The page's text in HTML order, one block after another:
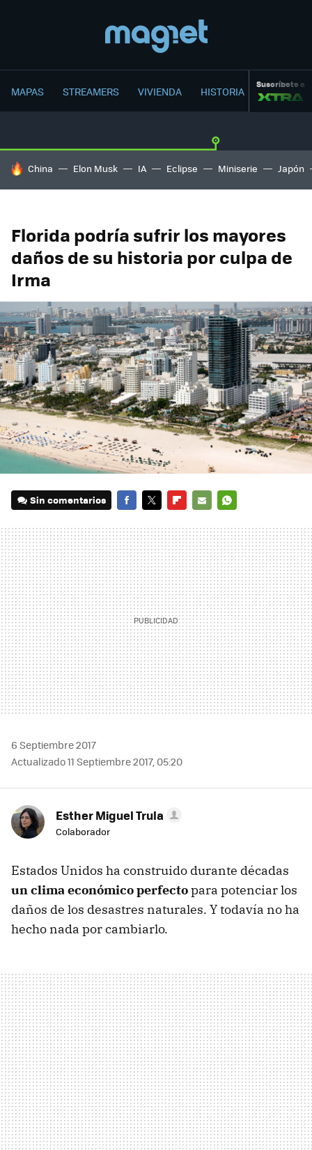
MAPAS STREAMERS VIVIENDA HISTORIA Suscríbete a
HOY SE HABLA DE
China Elon Musk IA Eclipse Miniserie Japón
Florida podría sufrir los mayores
daños de su historia por culpa de
Irma
Sin comentarios
MAIL
6 Septiembre 2017
Actualizado 11 Septiembre 2017, 05:20
Esther Miguel Trula
Colaborador
Estados Unidos ha construido durante décadas
un clima económico perfectopara potenciar los
daños de los desastres naturales. Y todavía no ha
hecho nada por cambiarlo.